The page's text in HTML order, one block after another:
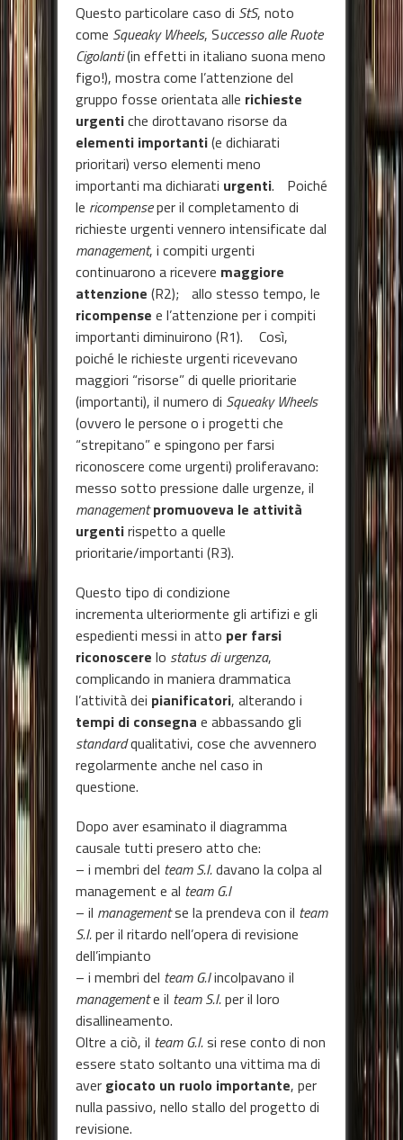
Questo particolare caso di StS, noto
come Squeaky Wheels, Successo alle Ruote
Cigolanti(in effetti in italiano suona meno
figo!), mostra come l’attenzione del
gruppo fosse orientata alle richieste
urgentiche dirottavano risorse da
elementi importanti(e dichiarati
prioritari) verso elementi meno
importanti ma dichiarati urgenti. Poiché
le ricompenseper il completamento di
richieste urgenti vennero intensificate dal
management, i compiti urgenti
continuarono a ricevere maggiore
attenzione (R2); allo stesso tempo, le
ricompense e l’attenzione per i compiti
importanti diminuirono (R1). Così,
poiché le richieste urgenti ricevevano
maggiori “risorse” di quelle prioritarie
(importanti), il numero di Squeaky Wheels
(ovvero le persone o i progetti che
“strepitano” e spingono per farsi
riconoscere come urgenti) proliferavano:
messo sotto pressione dalle urgenze, il
management promuoveva le attività
urgentirispetto a quelle
prioritarie/importanti (R3).
Questo tipo di condizione
incrementa ulteriormente gli artifizi e gli
espedienti messi in atto per farsi
riconoscere lo status di urgenza,
complicando in maniera drammatica
l’attività dei pianificatori, alterando i
tempi di consegna e abbassando gli
standardqualitativi, cose che avvennero
regolarmente anche nel caso in
questione.
Dopo aver esaminato il diagramma
causale tutti presero atto che:
– i membri del team S.I.davano la colpa al
management e al team G.I
– il managementse la prendeva con il team
S.I.per il ritardo nell’opera di revisione
dell’impianto
– i membri del team G.Iincolpavano il
managemente il team S.I.per il loro
disallineamento.
Oltre a ciò, il team G.I.si rese conto di non
essere stato soltanto una vittima ma di
aver giocato un ruolo importante, per
nulla passivo, nello stallo del progetto di
revisione.